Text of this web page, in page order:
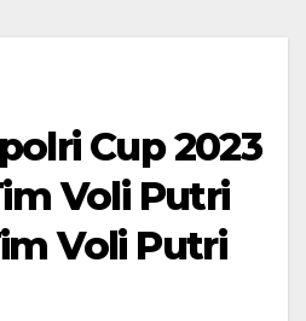
Cup 2023
Voli Putri
Voli Putri